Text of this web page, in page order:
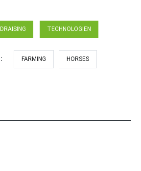
TECHNOLOGIEN
FARMING HORSES